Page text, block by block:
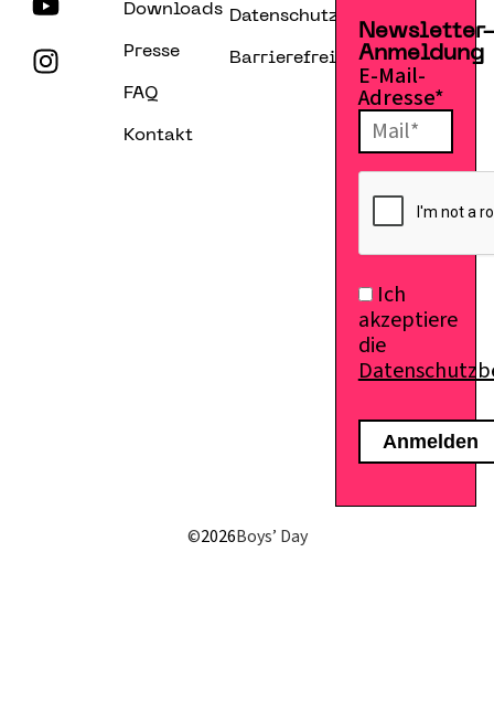
Downloads
Presse
FAQ
Kontakt
Datenschutzerklärung
Barrierefreiheitserklärung
Anmeldung
E-Mail-
Adresse*
Ich
akzeptiere
die
©2026Boys’ Day